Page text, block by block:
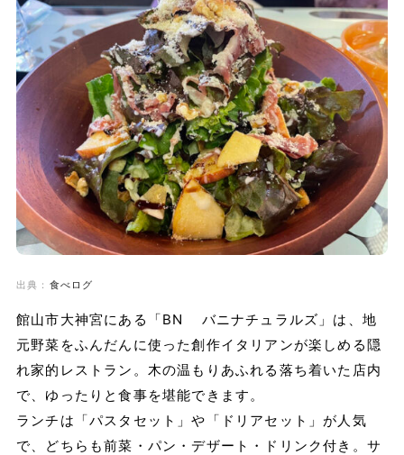
出典： 食べログ
館山市大神宮にある「BN バニナチュラルズ」は、地
元野菜をふんだんに使った創作イタリアンが楽しめる隠
れ家的レストラン。木の温もりあふれる落ち着いた店内
で、ゆったりと食事を堪能できます。
ランチは「パスタセット」や「ドリアセット」が人気
で、どちらも前菜・パン・デザート・ドリンク付き。サ